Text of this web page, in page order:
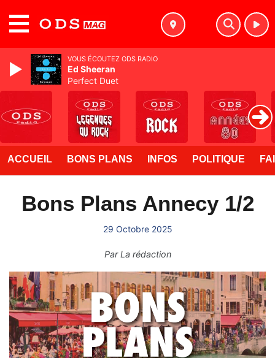
ACCUEIL BONS PLANS INFOS POLITIQUE
Bons Plans Annecy 1/2
29 Octobre 2025
ParLa rédaction
VOUS ÉCOUTEZ ODS RADIO
Ed Sheeran
Perfect Duet